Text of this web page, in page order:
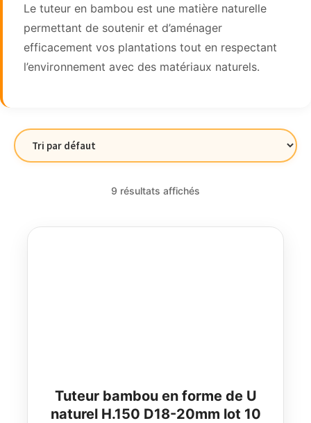
Le tuteur en bambou est une matière naturelle
permettant de soutenir et d’aménager
efficacement vos plantations tout en respectant
l’environnement avec des matériaux naturels.
9 résultats affichés
Tuteur bambou en forme de U
naturel H.150 D18-20mm lot 10